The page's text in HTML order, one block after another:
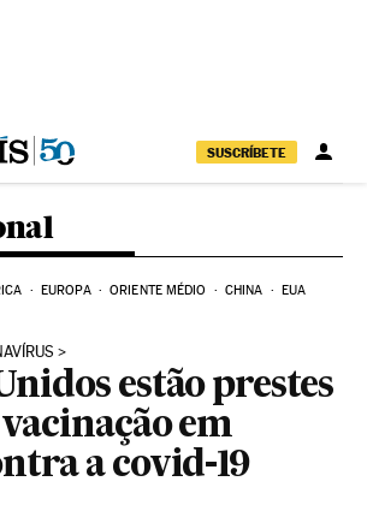
SUSCRÍBETE
EUROPA ORIENTE MÉDIO CHINA EUA
estão prestes
em
a covid-19